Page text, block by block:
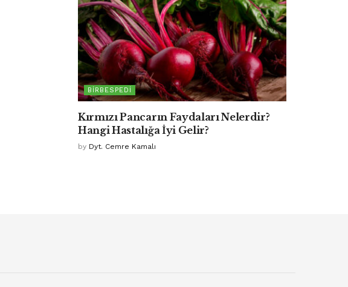
BIRBESPEDI
Kırmızı Pancarın Faydaları Nelerdir?
Hangi Hastalığa İyi Gelir?
by Dyt. Cemre Kamalı